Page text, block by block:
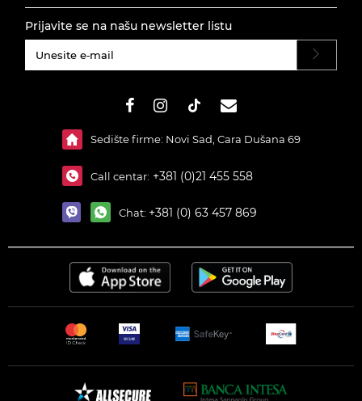
Prijavite se na našu newsletter listu
Sedište firme: Novi Sad, Cara Dušana 69
Call centar: +381 (0)21 455 558
Chat: +381 (0) 63 457 869